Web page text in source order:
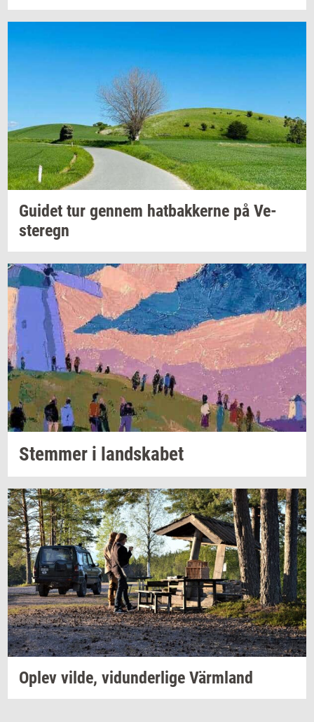
Gu­i­det tur gen­nem hat­bak­ker­ne på Ve­
ste­regn
Stem­mer i land­ska­bet
Oplev vilde, vi­dun­der­li­ge Värmland